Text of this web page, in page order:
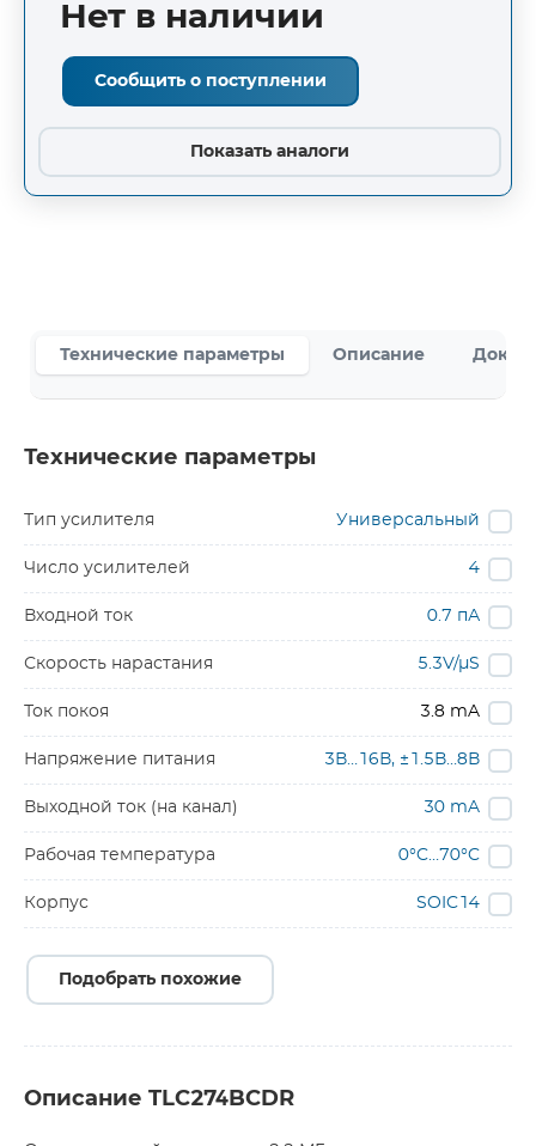
Нет в наличии
Сообщить о поступлении
Показать аналоги
Технические параметры Описание
Технические параметры
Тип усилителя Универсальный
Число усилителей 4
Входной ток 0.7 пА
Скорость нарастания 5.3V/µS
Ток покоя 3.8 mA
Напряжение питания 3В…16В, ±1.5В…8В
Выходной ток (на канал) 30 mA
Рабочая температура 0°C…70°C
Корпус SOIC14
Подобрать похожие
Описание TLC274BCDR